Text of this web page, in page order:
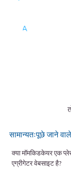
सामान्यतःपूछे जाने
क्या मॉमकिडकेयर एक
एग्रीगेटर वेबसाइट है?